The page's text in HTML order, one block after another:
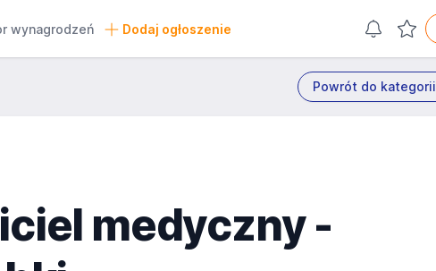
wynagrodzeń Dodaj ogłoszenie
Powrót do kategorii
medyczny -